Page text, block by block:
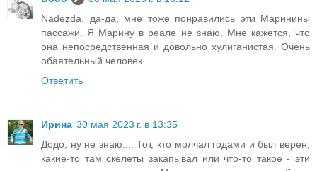
Nadezda, да-да, мне тоже понравились эти Маринины
пассажи. Я Марину в реале не знаю. Мне кажется, что
она непосредственная и довольно хулиганистая. Очень
обаятельный человек.
Ответить
Ирина 30 мая 2023 г. в 13:35
Додо, ну не знаю.... Тот, кто молчал годами и был верен,
какие-то там скелеты закапывал или что-то такое - эти